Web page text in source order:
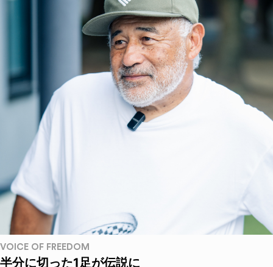
VOICE OF FREEDOM
半分に切った1足が伝説に